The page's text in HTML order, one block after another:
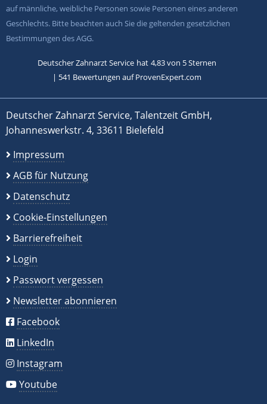
auf männliche, weibliche Personen sowie Personen eines anderen
Geschlechts. Bitte beachten auch Sie die geltenden gesetzlichen
Bestimmungen des AGG.
Deutscher Zahnarzt Service hat 4,83von 5Sternen
| 541 Bewertungen auf ProvenExpert.com
Deutscher Zahnarzt Service, Talentzeit GmbH,
Johanneswerkstr. 4, 33611 Bielefeld
Impressum
AGB für Nutzung
Datenschutz
Cookie-Einstellungen
Barrierefreiheit
Login
Passwort vergessen
Newsletter abonnieren
Facebook
LinkedIn
Instagram
Youtube